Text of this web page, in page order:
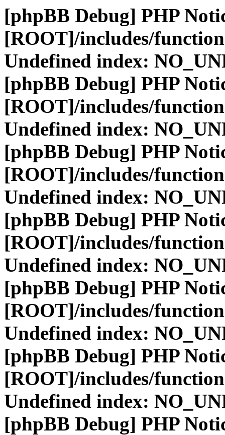
[phpBB Debug] PHP
[ROOT]/includes/
Undefined index:
[phpBB Debug] PHP
[ROOT]/includes/
Undefined index:
[phpBB Debug] PHP
[ROOT]/includes/
Undefined index:
[phpBB Debug] PHP
[ROOT]/includes/
Undefined index:
[phpBB Debug] PHP
[ROOT]/includes/
Undefined index:
[phpBB Debug] PHP
[ROOT]/includes/
Undefined index:
[phpBB Debug] PHP